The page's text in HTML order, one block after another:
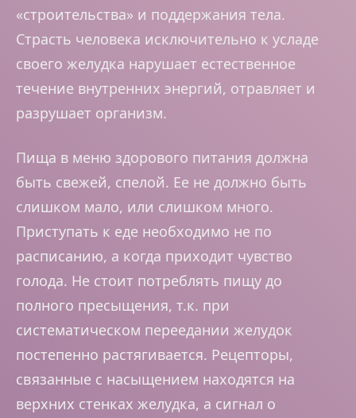
«строительства» и поддержания тела.
Страсть человека исключительно к усладе
своего желудка нарушает естественное
течение внутренних энергий, отравляет и
разрушает организм.
Пища в меню здорового питания должна
быть свежей, спелой. Ее не должно быть
слишком мало, или слишком много.
Приступать к еде необходимо не по
расписанию, а когда приходит чувство
голода. Не стоит потреблять пищу до
полного пресыщения, т.к. при
систематическом переедании желудок
постепенно растягивается. Рецепторы,
связанные с насыщением находятся на
верхних стенках желудка, а сигнал о